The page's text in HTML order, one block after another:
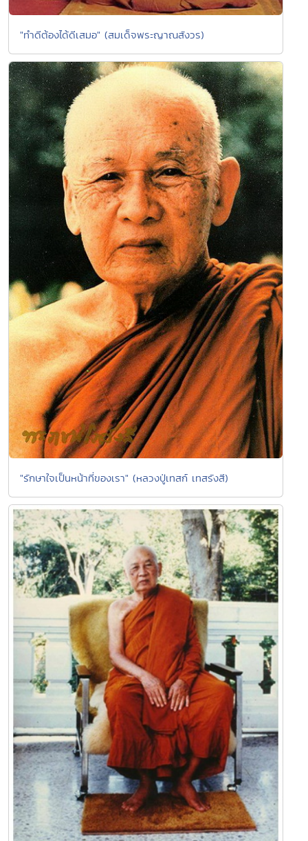
"ทำดีต้องได้ดีเสมอ" (สมเด็จพระญาณสังวร)
"รักษาใจเป็นหน้าที่ของเรา" (หลวงปู่เทสก์ เทสรังสี)